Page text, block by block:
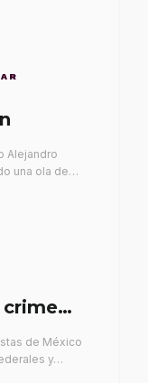
Alejandro
una ola de…
de México
y…